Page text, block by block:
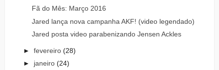
Fã do Mês: Março 2016
Jared lança nova campanha AKF! (video legendado)
Jared posta video parabenizando Jensen Ackles
► fevereiro (28)
► janeiro (24)